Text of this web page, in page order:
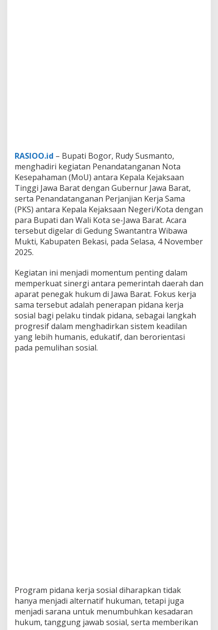
RASIOO.id – Bupati Bogor, Rudy Susmanto,
menghadiri kegiatan Penandatanganan Nota
Kesepahaman (MoU) antara Kepala Kejaksaan
Tinggi Jawa Barat dengan Gubernur Jawa Barat,
serta Penandatanganan Perjanjian Kerja Sama
(PKS) antara Kepala Kejaksaan Negeri/Kota dengan
para Bupati dan Wali Kota se-Jawa Barat. Acara
tersebut digelar di Gedung Swantantra Wibawa
Mukti, Kabupaten Bekasi, pada Selasa, 4 November
2025.
Kegiatan ini menjadi momentum penting dalam
memperkuat sinergi antara pemerintah daerah dan
aparat penegak hukum di Jawa Barat. Fokus kerja
sama tersebut adalah penerapan pidana kerja
sosial bagi pelaku tindak pidana, sebagai langkah
progresif dalam menghadirkan sistem keadilan
yang lebih humanis, edukatif, dan berorientasi
pada pemulihan sosial.
Program pidana kerja sosial diharapkan tidak
hanya menjadi alternatif hukuman, tetapi juga
menjadi sarana untuk menumbuhkan kesadaran
hukum, tanggung jawab sosial, serta memberikan